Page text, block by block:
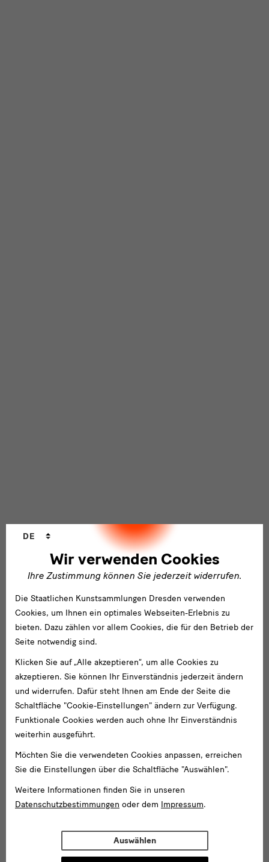
Wir verwenden Cookies
Ihre Zustimmung können Sie jederzeit widerrufen.
DE
Die Staatlichen Kunstsammlungen Dresden verwenden
Cookies, um Ihnen ein optimales Webseiten-Erlebnis zu
bieten. Dazu zählen vor allem Cookies, die für den Betrieb der
Seite notwendig sind.
Klicken Sie auf „Alle akzeptieren“, um alle Cookies zu
akzeptieren. Sie können Ihr Einverständnis jederzeit ändern
und widerrufen. Dafür steht Ihnen am Ende der Seite die
Schaltfläche "Cookie-Einstellungen" ändern zur Verfügung.
Funktionale Cookies werden auch ohne Ihr Einverständnis
weiterhin ausgeführt.
Möchten Sie die verwendeten Cookies anpassen, erreichen
Sie die Einstellungen über die Schaltfläche "Auswählen".
Weitere Informationen finden Sie in unseren
Datenschutzbestimmungen oder dem Impressum.
Auswählen